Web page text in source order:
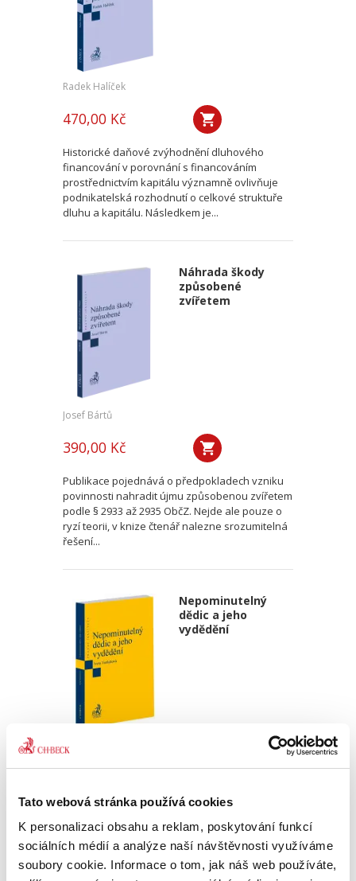
Tato webová stránka používá cookies
K personalizaci obsahu a reklam, poskytování funkcí
sociálních médií a analýze naší návštěvnosti využíváme
soubory cookie. Informace o tom, jak náš web používáte,
Radek Halíček
470,00 Kč
Historické daňové zvýhodnění dluhového
financování v porovnání s financováním
prostřednictvím kapitálu významně ovlivňuje
podnikatelská rozhodnutí o celkové struktuře
dluhu a kapitálu. Následkem je...
Náhrada škody
způsobené
zvířetem
Josef Bártů
390,00 Kč
Publikace pojednává o předpokladech vzniku
povinnosti nahradit újmu způsobenou zvířetem
podle § 2933 až 2935 ObčZ. Nejde ale pouze o
ryzí teorii, v knize čtenář nalezne srozumitelná
řešení...
Nepominutelný
dědic a jeho
vydědění
Iveta Vankátová
Nová monografie se věnuje problematice
nepominutelného dědice, jeho vydědění a
opominutí, což jsou témata, která se po přijetí
nového občanského zákoníku v roce 2014 stala
mimořádně aktuální v...